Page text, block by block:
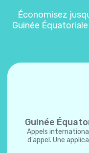
Économisez
Guinée
Guinée
Appels
d'appel. Une